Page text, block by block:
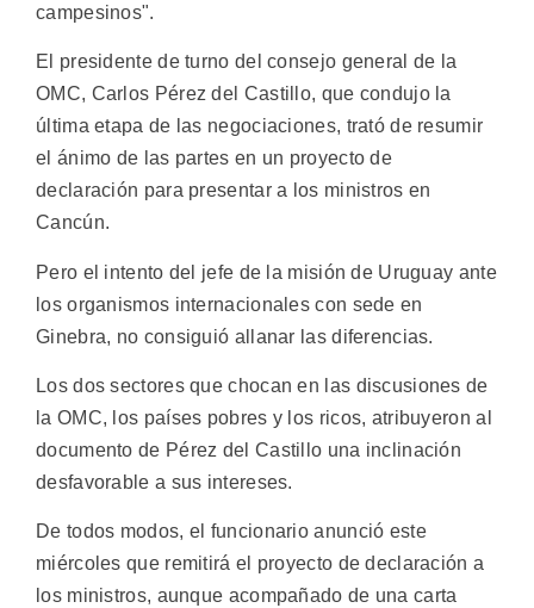
campesinos".
El presidente de turno del consejo general de la
OMC, Carlos Pérez del Castillo, que condujo la
última etapa de las negociaciones, trató de resumir
el ánimo de las partes en un proyecto de
declaración para presentar a los ministros en
Cancún.
Pero el intento del jefe de la misión de Uruguay ante
los organismos internacionales con sede en
Ginebra, no consiguió allanar las diferencias.
Los dos sectores que chocan en las discusiones de
la OMC, los países pobres y los ricos, atribuyeron al
documento de Pérez del Castillo una inclinación
desfavorable a sus intereses.
De todos modos, el funcionario anunció este
miércoles que remitirá el proyecto de declaración a
los ministros, aunque acompañado de una carta